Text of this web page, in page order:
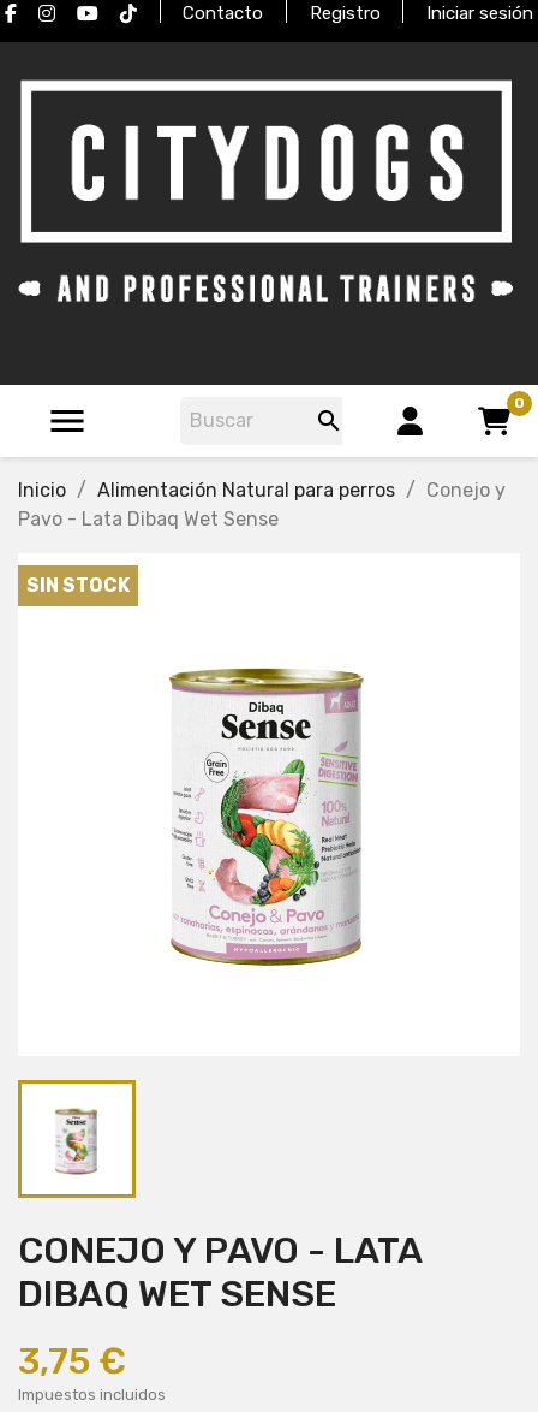
Contacto Registro Iniciar sesión
 
0
Inicio Alimentación Natural para perros
Conejo y
Pavo - Lata Dibaq Wet Sense
SIN STOCK
CONEJO Y PAVO - LATA
DIBAQ WET SENSE
3,75 €
Impuestos incluidos